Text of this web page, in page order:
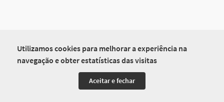
Utilizamos cookies para melhorar a experiência na
navegação e obter estatísticas das visitas
Aceitar e fechar